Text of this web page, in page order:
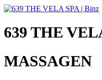
639 THE
MASSAGEN